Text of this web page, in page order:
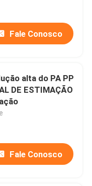
Fale Conosco
alta do PA PP
DE ESTIMAÇÃO
Fale Conosco